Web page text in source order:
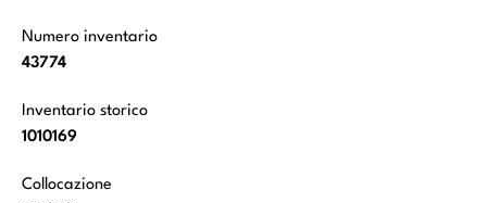
Numero inventario
43774
Inventario storico
1010169
Collocazione